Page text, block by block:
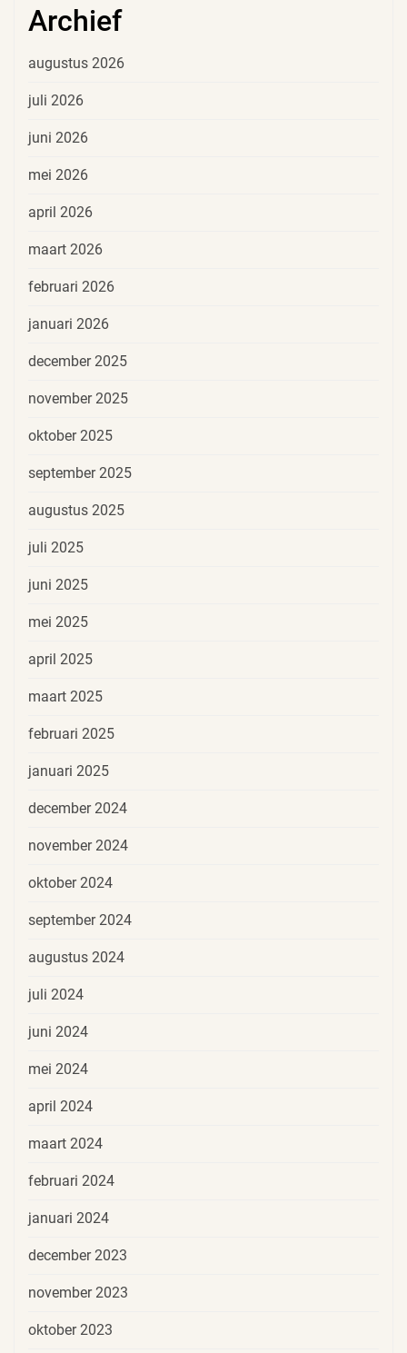
Archief
augustus 2026
juli 2026
juni 2026
mei 2026
april 2026
maart 2026
februari 2026
januari 2026
december 2025
november 2025
oktober 2025
september 2025
augustus 2025
juli 2025
juni 2025
mei 2025
april 2025
maart 2025
februari 2025
januari 2025
december 2024
november 2024
oktober 2024
september 2024
augustus 2024
juli 2024
juni 2024
mei 2024
april 2024
maart 2024
februari 2024
januari 2024
december 2023
november 2023
oktober 2023